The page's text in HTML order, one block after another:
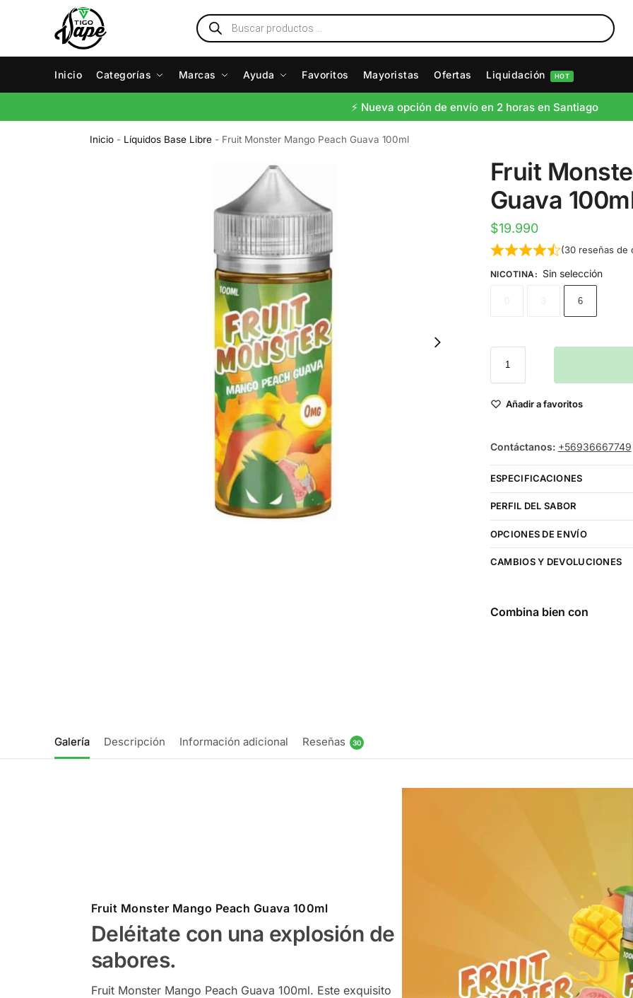
Inicio Categorías Marcas Ayuda Favoritos Mayoristas Ofertas Liquidación HOT
⚡️ Nueva opción de envío en 2 horas en Santiago
Inicio - Líquidos Base Libre - Fruit Monster Mango Peach Guava 100ml
Fruit
Guava
$19.990
(30reseñas de
NICOTINA : Sin selección
6
Añadir a favoritos
Contáctanos: +56936667749
ESPECIFICACIONES
PERFIL DEL SABOR
OPCIONES DE ENVÍO
CAMBIOS Y DEVOLUCIONES
Combina bien con
Galería Descripción Información adicional Reseñas 30
Fruit Monster Mango Peach Guava 100ml
Deléitate con una explosión de
sabores.
Fruit Monster Mango Peach Guava 100ml. Este exquisito